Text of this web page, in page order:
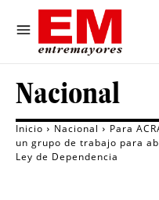
Nacional
Inicio Nacional
Para
un grupo de trabajo para
Ley de Dependencia